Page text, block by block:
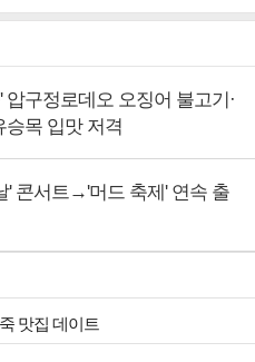
압구정로데오 오징어 불고기·
승목 입맛 저격
' 콘서트→'머드 축제' 연속 출
맛집 데이트